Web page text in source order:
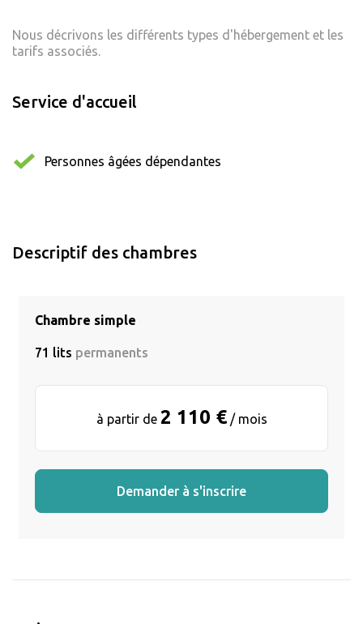
Nous décrivons les différents types d'hébergement et les
tarifs associés.
Service d'accueil
Personnes âgées dépendantes
Descriptif des chambres
Chambre simple
71 lits permanents
à partir de 2 110 €/ mois
Demander à s'inscrire